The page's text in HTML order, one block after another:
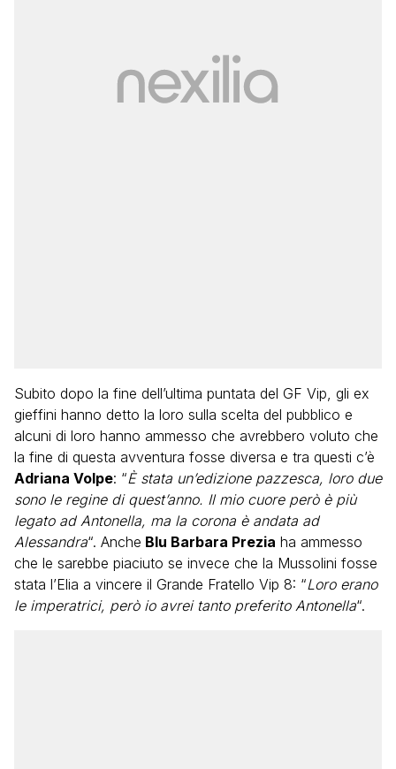
Subito dopo la fine dell’ultima puntata del GF Vip, gli ex
gieffini hanno detto la loro sulla scelta del pubblico e
alcuni di loro hanno ammesso che avrebbero voluto che
la fine di questa avventura fosse diversa e tra questi c’è
Adriana Volpe: “È stata un’edizione pazzesca, loro due
sono le regine di quest’anno. Il mio cuore però è più
legato ad Antonella, ma la corona è andata ad
Alessandra“. Anche Blu Barbara Prezia ha ammesso
che le sarebbe piaciuto se invece che la Mussolini fosse
stata l’Elia a vincere il Grande Fratello Vip 8: “Loro erano
le imperatrici, però io avrei tanto preferito Antonella“.